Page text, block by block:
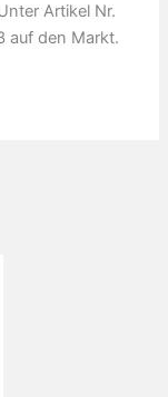
Artikel Nr.
auf den Markt.